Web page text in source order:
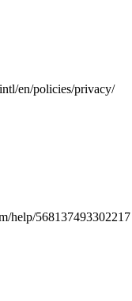
en/policies/privacy/
help/568137493302217